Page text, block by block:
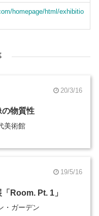
homepage/html/exhibitio
20/3/16
物質性
美術館
19/5/16
Room. Pt. 1」
・ガーデン